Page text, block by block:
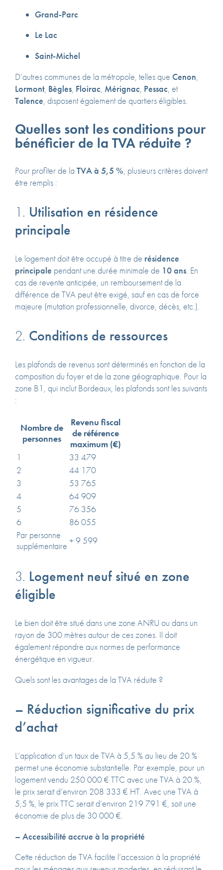
Grand-Parc
Le Lac
Saint-Michel
D’autres communes de la métropole, telles que Cenon,
Lormont, Bègles, Floirac, Mérignac, Pessac, et
Talence, disposent également de quartiers éligibles.
Quelles sont les conditions pour
bénéficier de la TVA réduite ?
Pour profiter de la TVA à 5,5 %, plusieurs critères doivent
être remplis :
1. Utilisation en résidence
principale
Le logement doit être occupé à titre de résidence
principale pendant une durée minimale de 10 ans. En
cas de revente anticipée, un remboursement de la
différence de TVA peut être exigé, sauf en cas de force
majeure (mutation professionnelle, divorce, décès, etc.).
2. Conditions de ressources
Les plafonds de revenus sont déterminés en fonction de la
composition du foyer et de la zone géographique. Pour la
zone B1, qui inclut Bordeaux, les plafonds sont les suivants
:
Nombre de
personnes
Revenu fiscal
de référence
maximum (€)
1
33 479
2
44 170
3
53 765
4
64 909
5
76 356
6
86 055
Par personne
supplémentaire + 9 599
3. Logement neuf situé en zone
éligible
Le bien doit être situé dans une zone ANRU ou dans un
rayon de 300 mètres autour de ces zones. Il doit
également répondre aux normes de performance
énergétique en vigueur.
Quels sont les avantages de la TVA réduite ?
– Réduction significative du prix
d’achat
L’application d’un taux de TVA à 5,5 % au lieu de 20 %
permet une économie substantielle. Par exemple, pour un
logement vendu 250 000 € TTC avec une TVA à 20 %,
le prix serait d’environ 208 333 € HT. Avec une TVA à
5,5 %, le prix TTC serait d’environ 219 791 €, soit une
économie de plus de 30 000 €.
– Accessibilité accrue à la propriété
Cette réduction de TVA facilite l’accession à la propriété